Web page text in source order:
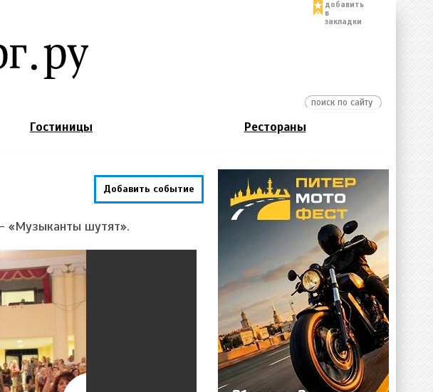
добавить
в
закладки
Гостиницы Рестораны
Добавить событие
«Музыканты шутят».